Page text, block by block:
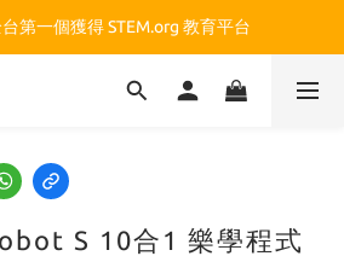
第一個獲得 STEM.org 教育平台
第一個獲得 STEM.org 教育平台
腦最特別的 VIP 制度 👉
S 10合1 樂學程式